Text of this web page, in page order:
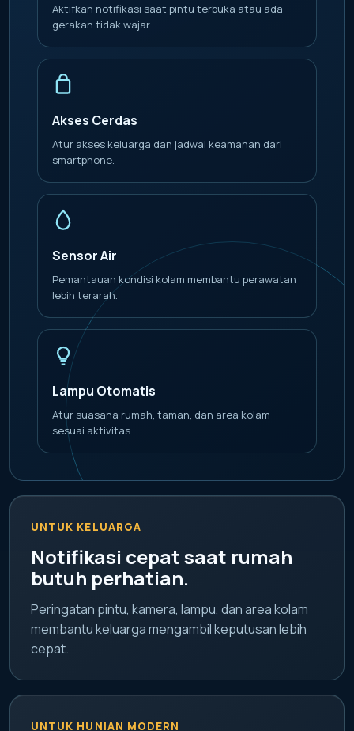
Aktifkan notifikasi saat pintu terbuka atau ada
gerakan tidak wajar.
Akses Cerdas
Atur akses keluarga dan jadwal keamanan dari
smartphone.
Sensor Air
Pemantauan kondisi kolam membantu perawatan
lebih terarah.
Lampu Otomatis
Atur suasana rumah, taman, dan area kolam
sesuai aktivitas.
UNTUK KELUARGA
Notifikasi cepat saat rumah
butuh perhatian.
Peringatan pintu, kamera, lampu, dan area kolam
membantu keluarga mengambil keputusan lebih
cepat.
UNTUK HUNIAN MODERN